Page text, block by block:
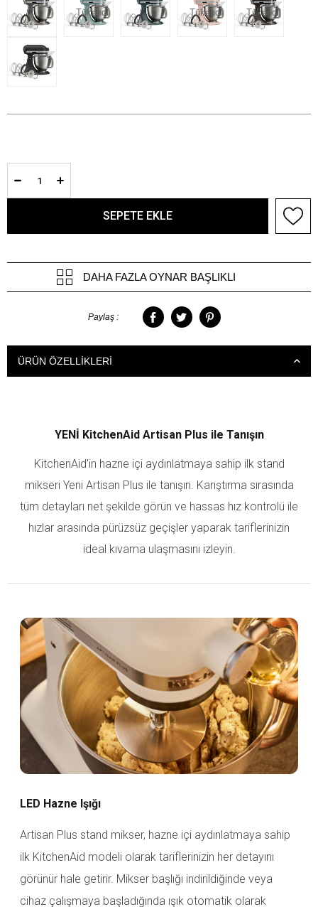
Tükendi Tükendi Tükendi
DAHA FAZLAOYNAR BAŞLIKLI
Paylaş :
ÜRÜN ÖZELLIKLERI
YENİ KitchenAid Artisan Plus ile Tanışın
KitchenAid'in hazne içi aydınlatmaya sahip ilk stand
mikseri Yeni Artisan Plus ile tanışın. Karıştırma sırasında
tüm detayları net şekilde görün ve hassas hız kontrolü ile
hızlar arasında pürüzsüz geçişler yaparak tariflerinizin
ideal kıvama ulaşmasını izleyin.
LED Hazne Işığı
Artisan Plus stand mikser, hazne içi aydınlatmaya sahip
ilk KitchenAid modeli olarak tariflerinizin her detayını
görünür hale getirir. Mikser başlığı indirildiğinde veya
cihaz çalışmaya başladığında ışık otomatik olarak